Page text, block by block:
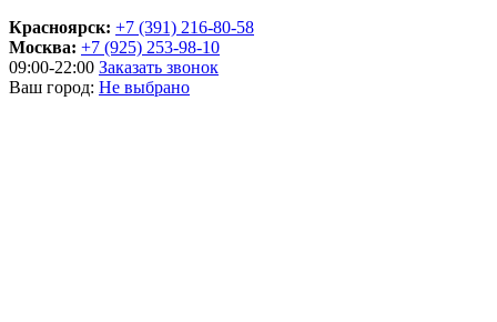
Красноярск: +7 (391) 216-80-58
Москва: +7 (925) 253-98-10
09:00-22:00 Заказать звонок
Ваш город: Не выбрано